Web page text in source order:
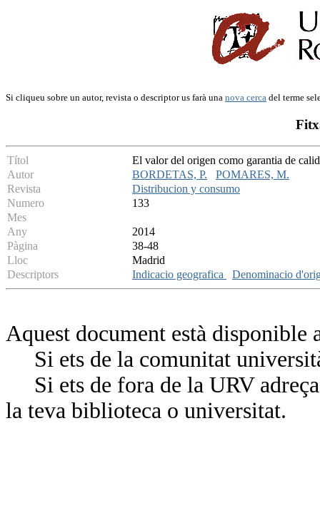
Si cliqueu sobre un autor, revista o descriptor us farà una nova cerca del terme
Títol
El valor del origen como garantia de
Autor
BORDETAS, P.
POMARES, M.
Revista
Distribucion y consumo
Numero
133
Mes
Any
2014
Pàgina
38-48
Lloc
Madrid
Descriptors
Indicacio geografica Denominacio
Aquest document està
Si ets de la comunitat
Si ets de fora de la URV
la teva biblioteca o universitat.